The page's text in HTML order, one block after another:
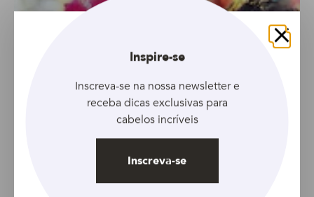
ARTIGO
Fechar
Inspire-se
Inscreva-se na nossa newsletter e
receba dicas exclusivas para
cabelos incríveis
Inscreva-se